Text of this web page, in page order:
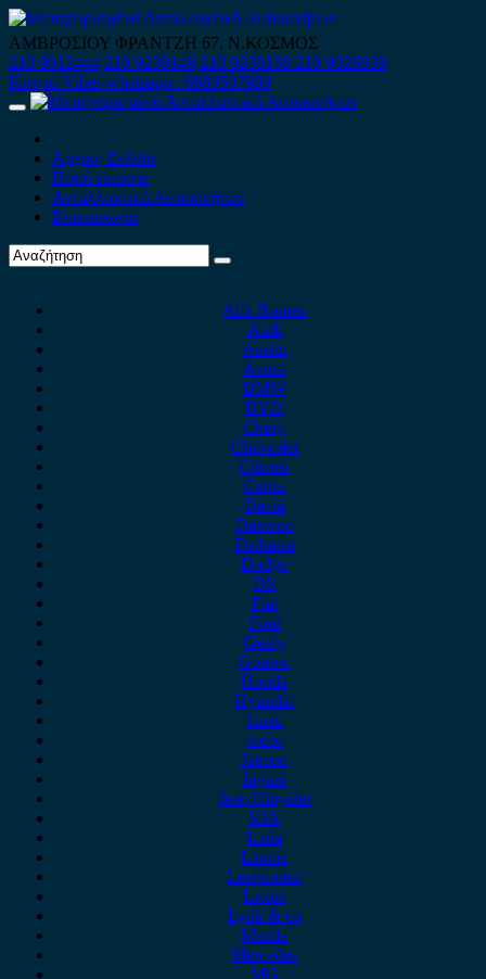
Skip
to
content
ΑΜΒΡΟΣΙΟΥ ΦΡΑΝΤΖΗ 67, Ν.ΚΟΣΜΟΣ
210 9012444 210 9239148 210 9238158 210 9026839
Κινητό-Viber-whatsapp : 6980507900
Primary
Αρχική Σελίδα
Ποιοί είμαστε
Ανταλλακτικά Αυτοκινήτων
Επικοινωνία
Alfa Romeo
Audi
Austin
Acura
BMW
BYD
Chery
Chevrolet
Citroen
Cupra
Dacia
Daewoo
Daihatsu
Dodge
DS
Fiat
Ford
Geely
Gonow
Honda
Hyundai
Isuzu
iveco
Jaecoo
Jaguar
Jeep Chrysler
KIA
Lada
Lancia
Leapmotor
Lexus
Lynk & co
Mazda
Mercedes
MG